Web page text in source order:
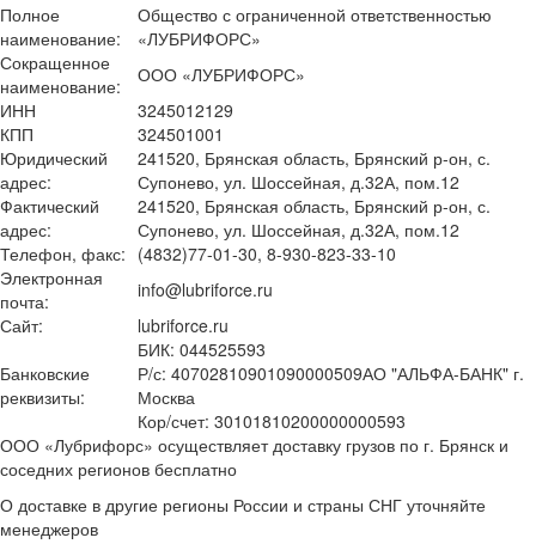
Полное
наименование:
Общество с ограниченной ответственностью
«ЛУБРИФОРС»
Сокращенное
наименование:
ООО «ЛУБРИФОРС»
ИНН
3245012129
КПП
324501001
Юридический
адрес:
241520, Брянская область, Брянский р-он, с.
Супонево, ул. Шоссейная, д.32А, пом.12
Фактический
адрес:
241520, Брянская область, Брянский р-он, с.
Супонево, ул. Шоссейная, д.32А, пом.12
Телефон, факс: (4832)77-01-30, 8-930-823-33-10
Электронная
почта:
info@lubriforce.ru
Сайт:
lubriforce.ru
Банковские
реквизиты:
БИК: 044525593
Р/с: 40702810901090000509АО "АЛЬФА-БАНК" г.
Москва
Кор/счет: 30101810200000000593
ООО «Лубрифорс» осуществляет доставку грузов по г. Брянск и
соседних регионов бесплатно
О доставке в другие регионы России и страны СНГ уточняйте
менеджеров